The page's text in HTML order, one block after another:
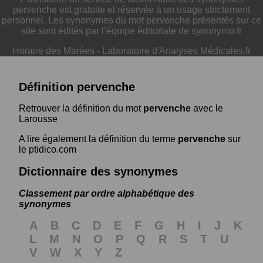
pervenche est gratuite et réservée à un usage strictement
personnel. Les synonymes du mot pervenche présentés sur ce
site sont édités par l’équipe éditoriale de synonymo.fr
Horaire des Marées - Laboratoire d'Analyses Médicales.fr
Définition pervenche
Retrouver la définition du mot pervenche avec le
Larousse
A lire également la définition du terme pervenche sur
le ptidico.com
Dictionnaire des synonymes
Classement par ordre alphabétique des
synonymes
A B C D E F G H I J
K
L
M N O P Q R S T
U
V
W X Y Z